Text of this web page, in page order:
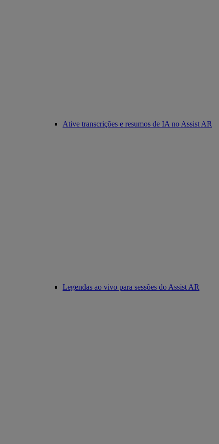
Ative transcrições e resumos de IA no Assist AR
Legendas ao vivo para sessões do Assist AR